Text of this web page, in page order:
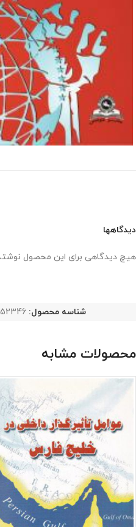
دیدگاهها
هیچ دیدگاهی برای این محصول
شناسه محصول:
محصولات مشابه